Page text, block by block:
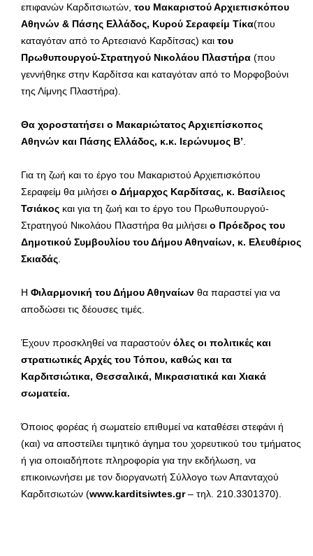
επιφανών Καρδιτσιωτών, του Μακαριστού Αρχιεπισκόπου
Αθηνών & Πάσης Ελλάδος, Κυρού Σεραφείμ Τίκα(που
καταγόταν από το Αρτεσιανό Καρδίτσας) και του
Πρωθυπουργού-Στρατηγού Νικολάου Πλαστήρα (που
γεννήθηκε στην Καρδίτσα και καταγόταν από το Μορφοβούνι
της Λίμνης Πλαστήρα).
Θα χοροστατήσει ο Μακαριώτατος Αρχιεπίσκοπος
Αθηνών και Πάσης Ελλάδος, κ.κ. Ιερώνυμος Β’
Για τη ζωή και το έργο του Μακαριστού Αρχιεπισκόπου
Σεραφείμ θα μιλήσει ο Δήμαρχος Καρδίτσας, κ. Βασίλειος
Τσιάκος και για τη ζωή και το έργο του Πρωθυπουργού-
Στρατηγού Νικολάου Πλαστήρα θα μιλήσει ο Πρόεδρος του
Δημοτικού Συμβουλίου του Δήμου Αθηναίων, κ. Ελευθέριος
Σκιαδάς
Η Φιλαρμονική του Δήμου Αθηναίων θα παραστεί για να
αποδώσει τις δέουσες τιμές.
Έχουν προσκληθεί να παραστούν όλες οι πολιτικές και
στρατιωτικές Αρχές του Τόπου, καθώς και τα
Καρδιτσιώτικα, Θεσσαλικά, Μικρασιατικά και Χιακά
σωματεία.
Όποιος φορέας ή σωματείο επιθυμεί να καταθέσει στεφάνι ή
(και) να αποστείλει τιμητικό άγημα του χορευτικού του τμήματος
ή για οποιαδήποτε πληροφορία για την εκδήλωση, να
επικοινωνήσει με τον διοργανωτή Σύλλογο των Απανταχού
Καρδιτσιωτών (www.karditsiwtes.gr– τηλ. 210.3301370).